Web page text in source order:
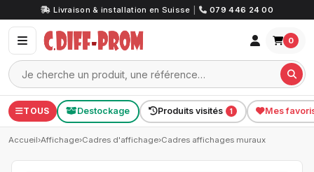
Livraison & installation en Suisse 079 446 24 00
0
TOUS Destockage Produits visités 1 Mes
Accueil›Affichage›Cadres d'affichage›Cadres affichages muraux